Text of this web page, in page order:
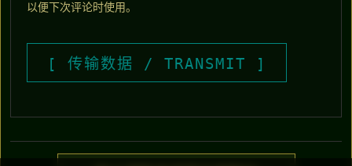
以便下次评论时使用。